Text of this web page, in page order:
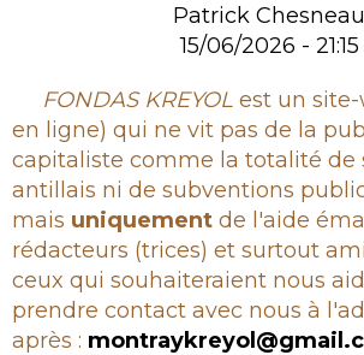
Patrick Chesneau
15/06/2026 - 21:15
Rubrique
FONDAS KREYOL est un
en ligne) qui ne vit pas de la
capitaliste comme la totalité de
antillais ni de subventions
mais uniquement de l'aide
rédacteurs (trices) et surtout
ceux qui souhaiteraient nous
prendre contact avec nous à
après :